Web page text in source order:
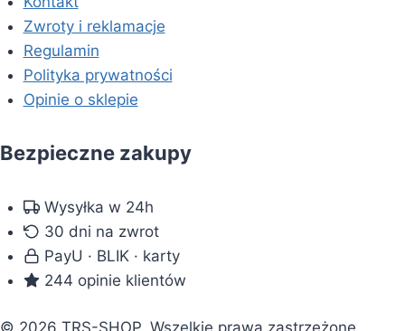
Zwroty i reklamacje
Regulamin
Polityka prywatności
Opinie o sklepie
Bezpieczne zakupy
Wysyłka w 24h
30 dni na zwrot
PayU · BLIK · karty
244 opinie klientów
© 2026 TRS-SHOP. Wszelkie prawa zastrzeżone.